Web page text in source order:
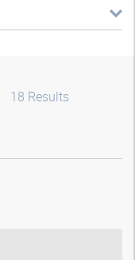
18 Results